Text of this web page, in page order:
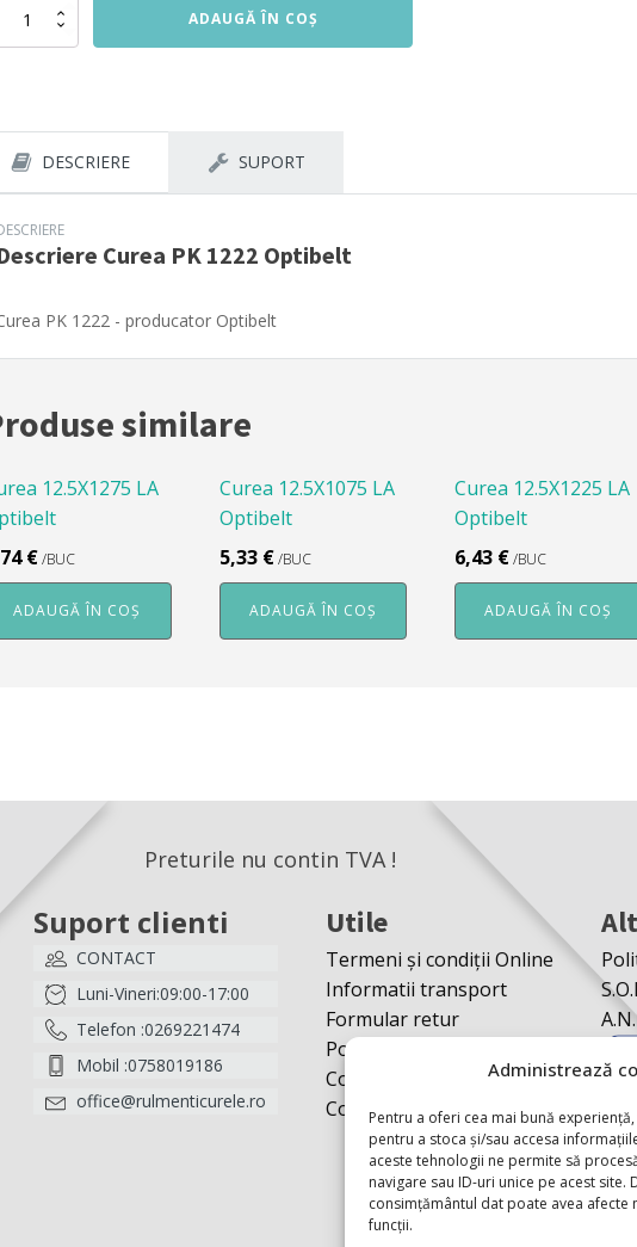
Administrează
Pentru a oferi cea mai bună
pentru a stoca și/sau accesa
aceste tehnologii ne permite să
navigare sau ID-uri unice pe acest
consimțământul dat poate avea
funcții.
ADAUGĂ ÎN COȘ
DESCRIERE SUPORT
Curea PK 1222 Optibelt
PK 1222 - producator Optibelt
similare
12.5X1275 LA
€/BUC
ADAUGĂ ÎN COȘ
Curea 12.5X1075 LA
Optibelt
5,33 €/BUC
ADAUGĂ ÎN COȘ
Curea 12.5X1225 LA
Optibelt
6,43 €/BUC
ADAUGĂ ÎN COȘ
Preturile nu contin TVA !
Suport clienti
CONTACT
Luni-Vineri:09:00-17:00
Telefon :0269221474
Mobil :0758019186
office@rulmenticurele.ro
Utile
Termeni și condiții Online
Informatii transport
Formular retur
Politică cookies
Contact
Contul meu